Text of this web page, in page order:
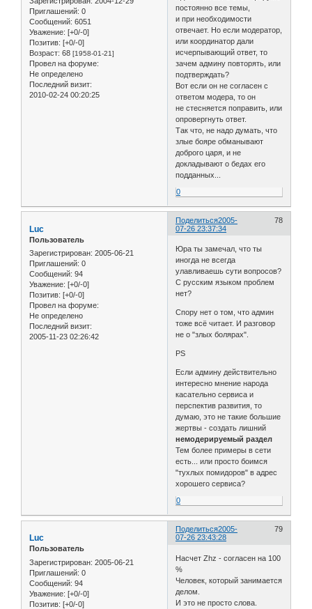
Приглашений: 0
Сообщений: 6051
Уважение: [+0/-0]
Позитив: [+0/-0]
Возраст: 68 [1958-01-21]
Провел на форуме:
Не определено
Последний визит:
2010-02-24 00:20:25
постоянно все темы,
и при необходимости
отвечает. Но если модератор,
или координатор дали
исчерпывающий ответ, то
зачем админу повторять, или
подтверждать?
Вот если он не согласен с
ответом модера, то он
не стесняется поправить, или
опровергнуть ответ.
Так что, не надо думать, что
злые бояре обманывают
доброго царя, и не
докладывают о бедах его
подданных...
0
Поделиться 78
2005-
07-26 23:37:34
Luc
Пользователь
Зарегистрирован: 2005-06-21
Приглашений: 0
Сообщений: 94
Уважение: [+0/-0]
Позитив: [+0/-0]
Провел на форуме:
Не определено
Последний визит:
2005-11-23 02:26:42
Юра ты замечал, что ты
иногда не всегда
улавливаешь сути вопросов?
С русским языком проблем
нет?
Спору нет о том, что админ
тоже всё читает. И разговор
не о "злых болярах".
PS
Если админу действительно
интересно мнение народа
касательно сервиса и
перспектив развития, то
думаю, это не такие большие
жертвы - создать лишний
немодерируемый раздел
Тем более примеры в сети
есть... или просто боимся
"тухлых помидоров" в адрес
хорошего сервиса?
0
Поделиться 79
2005-
07-26 23:43:28
Luc
Пользователь
Зарегистрирован: 2005-06-21
Приглашений: 0
Сообщений: 94
Уважение: [+0/-0]
Позитив: [+0/-0]
Насчет Zhz - согласен на 100
%
Человек, который занимается
делом.
И это не просто слова.